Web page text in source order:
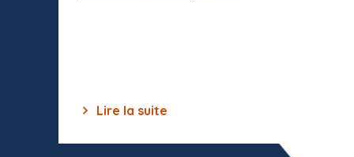
Lire la suite